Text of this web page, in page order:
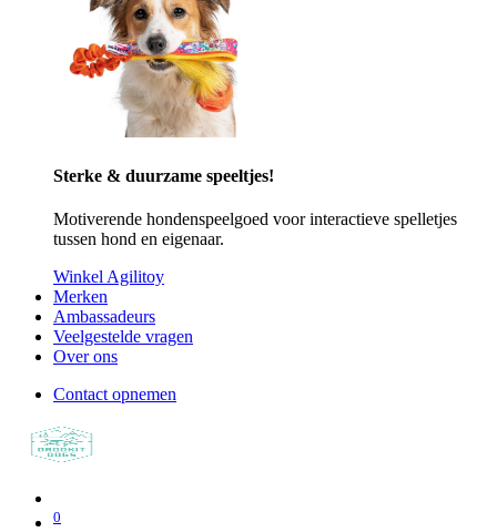
Sterke & duurzame speeltjes!
Motiverende hondenspeelgoed voor interactieve spelletjes
tussen hond en eigenaar.
Winkel Agilitoy
Merken
Ambassadeurs
Veelgestelde vragen
Over ons
Contact opnemen
0